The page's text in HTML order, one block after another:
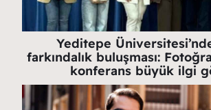
Yeditepe
farkındalık buluşması:
konferans büyük ilgi